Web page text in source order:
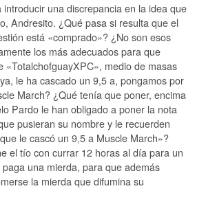
introducir una discrepancia en la idea que
Andresito. ¿Qué pasa si resulta que el
está «comprado»? ¿No son esos
los más adecuados para que
«TotalchofguayXPC», medio de masas
le ha cascado un 9,5 a, pongamos por
March? ¿Qué tenía que poner, encima
Pardo le han obligado a poner la nota
pusieran su nombre y le recuerden
le cascó un 9,5 a Muscle March»?
el tío con currar 12 horas al día para un
una mierda, para que además
la mierda que difumina su